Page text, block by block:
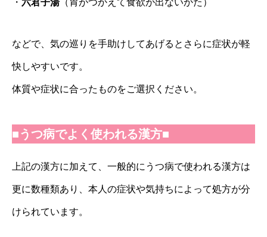
・ 六君子湯（胃がつかえて食欲が出ないかた）
などで、気の巡りを手助けしてあげるとさらに症状が軽
快しやすいです。
体質や症状に合ったものをご選択ください。
■うつ病でよく使われる漢方■
上記の漢方に加えて、一般的にうつ病で使われる漢方は
更に数種類あり、本人の症状や気持ちによって処方が分
けられています。